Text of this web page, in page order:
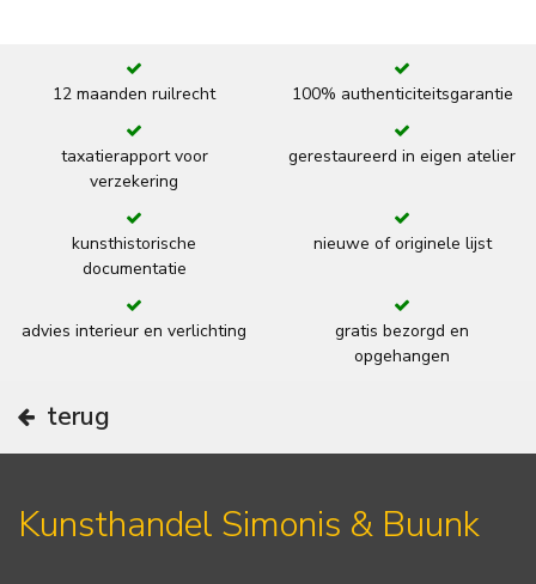
12 maanden ruilrecht 100% authenticiteitsgarantie
taxatierapport voor
verzekering
gerestaureerd in eigen atelier
kunsthistorische
documentatie
nieuwe of originele lijst
advies interieur en verlichting
gratis bezorgd en
opgehangen
terug
Kunsthandel Simonis & Buunk